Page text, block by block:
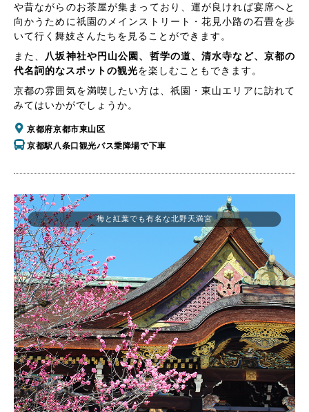
や昔ながらのお茶屋が集まっており、運が良ければ宴席へと
向かうために祇園のメインストリート・花見小路の石畳を歩
いて行く舞妓さんたちを見ることができます。
また、
八坂神社や円山公園、哲学の道、清水寺など、京都の
代名詞的なスポットの観光を楽しむこともできます。
京都の雰囲気を満喫したい方は、祇園・東山エリアに訪れて
みてはいかがでしょうか。
京都府京都市東山区
京都駅八条口観光バス乗降場で下車
梅と紅葉でも有名な北野天満宮